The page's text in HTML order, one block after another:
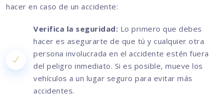
hacer en caso de un accidente:
Verifica la seguridad: Lo primero que debes
hacer es asegurarte de que tú y cualquier otra
persona involucrada en el accidente estén fuera
del peligro inmediato. Si es posible, mueve los
vehículos a un lugar seguro para evitar más
accidentes.